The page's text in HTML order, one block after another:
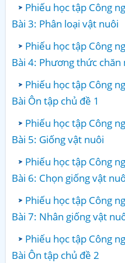
Phiếu học tập Công
Bài 3: Phân loại vật nuôi
Phiếu học tập Công
Bài 4: Phương thức chăn
Phiếu học tập Công
Bài Ôn tập chủ đề 1
Phiếu học tập Công
Bài 5: Giống vật nuôi
Phiếu học tập Công
Bài 6: Chọn giống vật
Phiếu học tập Công
Bài 7: Nhân giống vật
Phiếu học tập Công
Bài Ôn tập chủ đề 2